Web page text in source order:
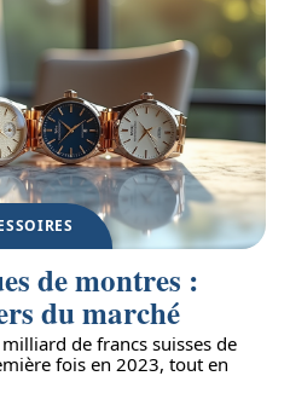
de montres :
du marché
de francs suisses de
fois en 2023, tout en